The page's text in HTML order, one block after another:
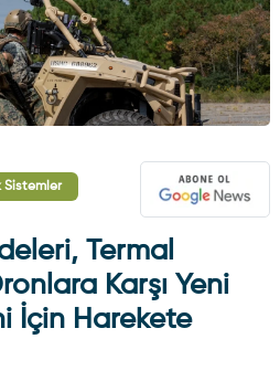
Sistemler
Termal
Karşı Yeni
İçin Harekete